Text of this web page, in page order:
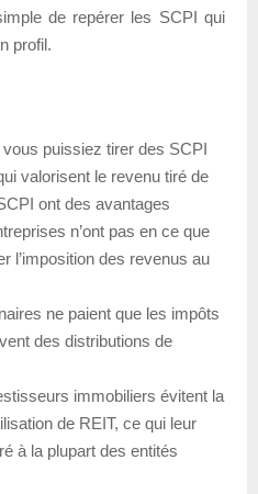
de repérer les SCPI qui
profil.
puissiez tirer des SCPI
valorisent le revenu tiré de
ont des avantages
n’ont pas en ce que
l’imposition des revenus au
ne paient que les impôts
des distributions de
immobiliers évitent la
de REIT, ce qui leur
à la plupart des entités